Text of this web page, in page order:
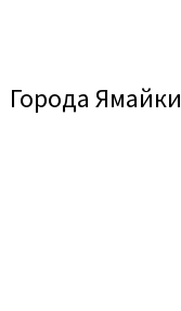
Города Ямайки